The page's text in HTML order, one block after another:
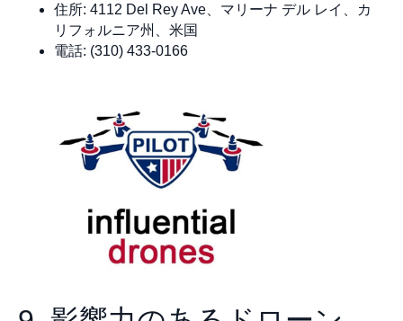
住所: 4112 Del Rey Ave、マリーナ デル レイ、カ
リフォルニア州、米国
電話: (310) 433-0166